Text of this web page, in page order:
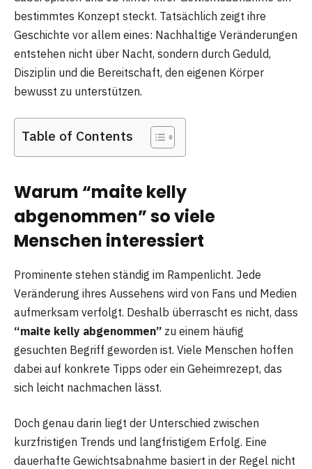
bestimmtes Konzept steckt. Tatsächlich zeigt ihre
Geschichte vor allem eines: Nachhaltige Veränderungen
entstehen nicht über Nacht, sondern durch Geduld,
Disziplin und die Bereitschaft, den eigenen Körper
bewusst zu unterstützen.
Table of Contents
Warum “maite kelly
abgenommen” so viele
Menschen interessiert
Prominente stehen ständig im Rampenlicht. Jede
Veränderung ihres Aussehens wird von Fans und Medien
aufmerksam verfolgt. Deshalb überrascht es nicht, dass
“maite kelly abgenommen” zu einem häufig
gesuchten Begriff geworden ist. Viele Menschen hoffen
dabei auf konkrete Tipps oder ein Geheimrezept, das
sich leicht nachmachen lässt.
Doch genau darin liegt der Unterschied zwischen
kurzfristigen Trends und langfristigem Erfolg. Eine
dauerhafte Gewichtsabnahme basiert in der Regel nicht